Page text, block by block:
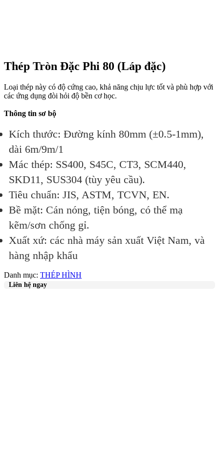
Thép Tròn Đặc Phi 80 (Láp đặc)
Loại thép này có độ cứng cao, khả năng chịu lực tốt và phù hợp với
các ứng dụng đòi hỏi độ bền cơ học.
Thông tin sơ bộ
Kích thước: Đường kính 80mm (±0.5-1mm),
dài 6m/9m/1
Mác thép: SS400, S45C, CT3, SCM440,
SKD11, SUS304 (tùy yêu cầu).
Tiêu chuẩn: JIS, ASTM, TCVN, EN.
Bề mặt: Cán nóng, tiện bóng, có thể mạ
kẽm/sơn chống gỉ.
Xuất xứ: các nhà máy sản xuất Việt Nam, và
hàng nhập khẩu
Danh mục: THÉP HÌNH
Liên hệ ngay